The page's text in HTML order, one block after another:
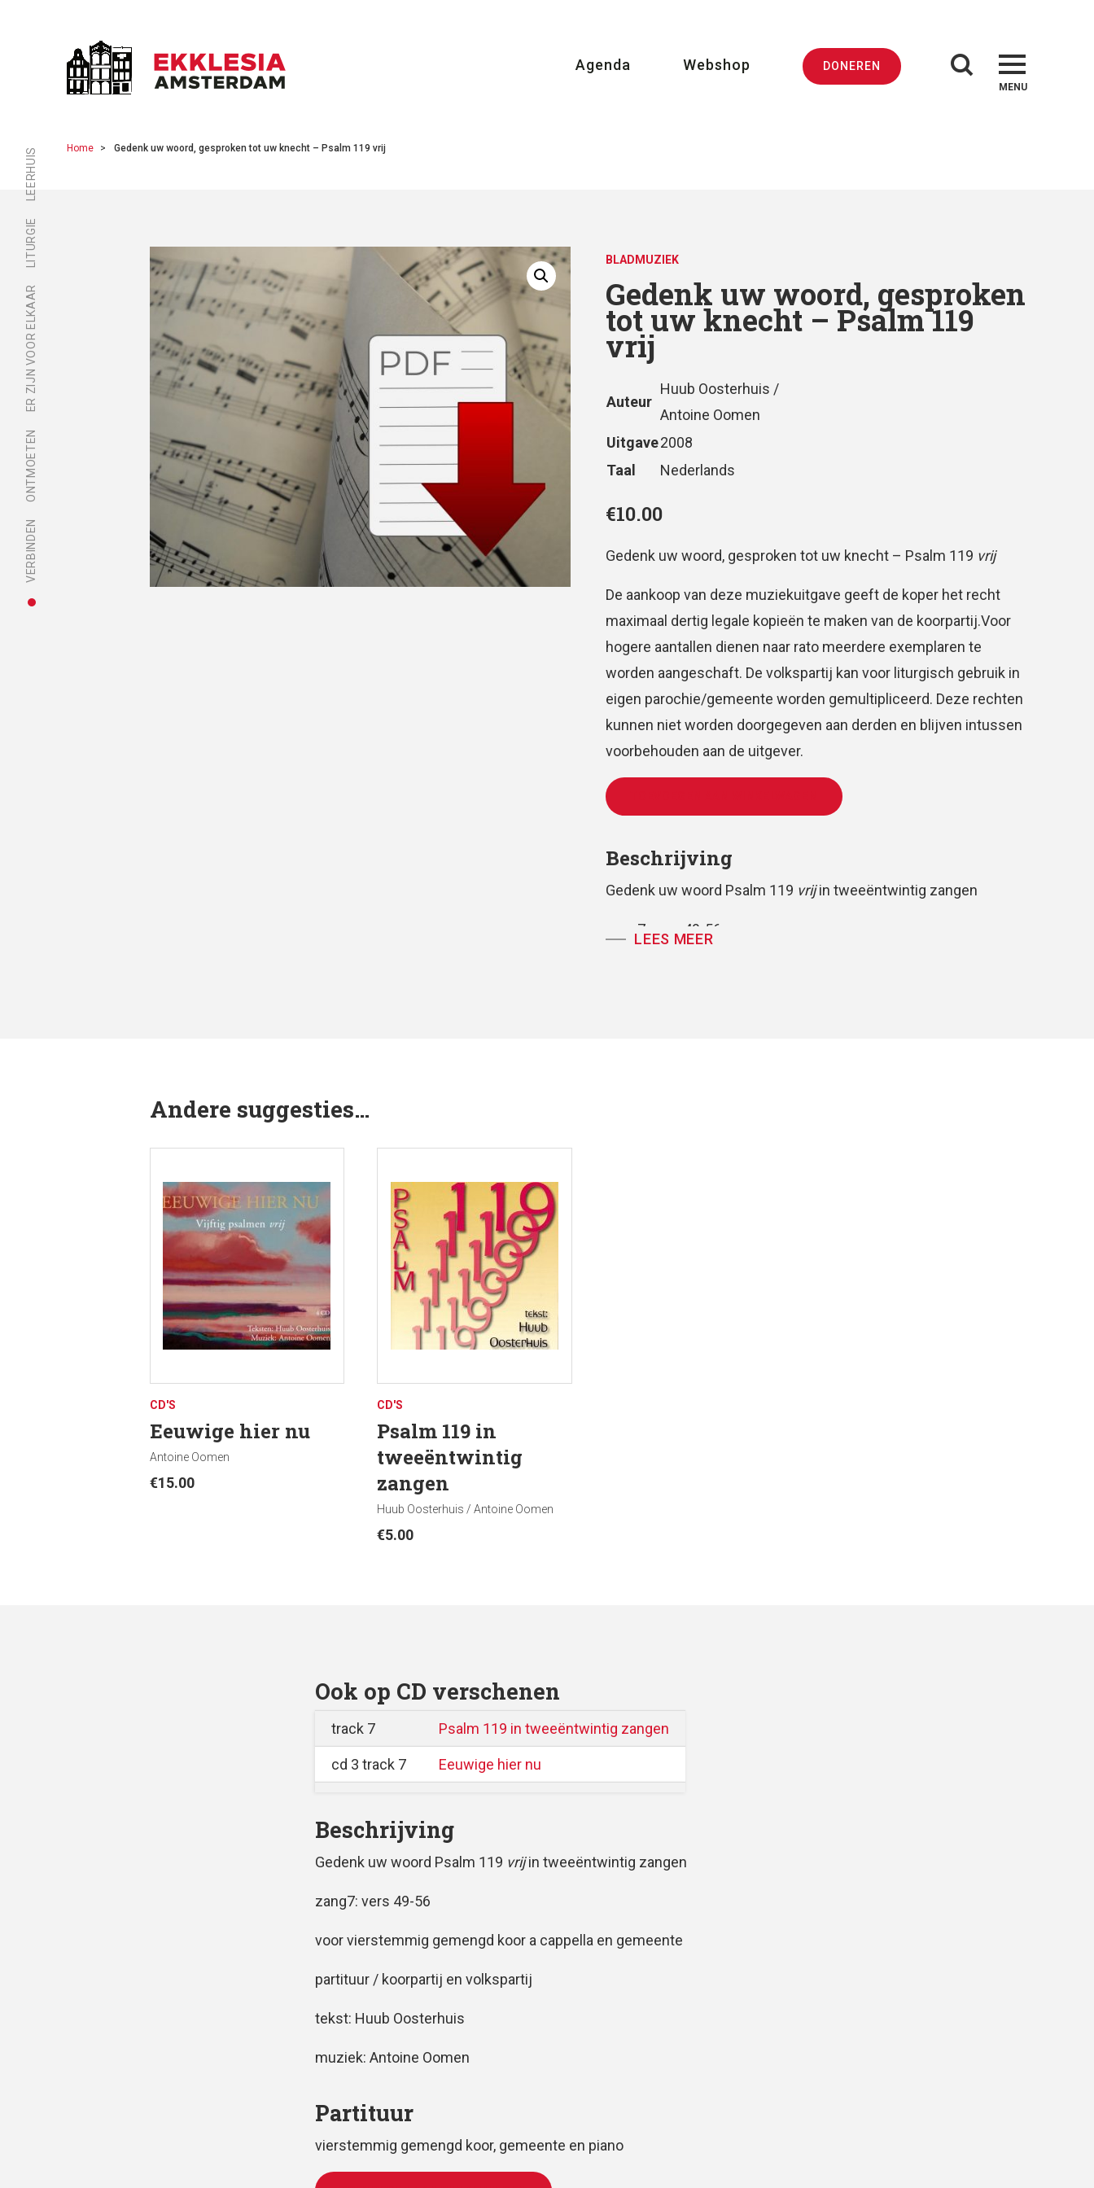
Agenda Webshop DONEREN
MENU
LEERHUIS
LITURGIE
ER ZIJN VOOR ELKAAR
ONTMOETEN
VERBINDEN
Home Gedenk uw woord, gesproken tot uw knecht – Psalm 119 vrij
BLADMUZIEK
Gedenk uw woord, gesproken
tot uw knecht – Psalm 119
vrij
Auteur
Huub Oosterhuis /
Antoine Oomen
Uitgave2008
Taal
Nederlands
€10.00
Gedenk uw woord, gesproken tot uw knecht – Psalm 119 vrij
De aankoop van deze muziekuitgave geeft de koper het recht
maximaal dertig legale kopieën te maken van de koorpartij.Voor
hogere aantallen dienen naar rato meerdere exemplaren te
worden aangeschaft. De volkspartij kan voor liturgisch gebruik in
eigen parochie/gemeente worden gemultipliceerd. Deze rechten
kunnen niet worden doorgegeven aan derden en blijven intussen
voorbehouden aan de uitgever.
Beschrijving
Gedenk uw woord Psalm 119 vrijin tweeëntwintig zangen
zang7: vers 49-56
LEES MEER
Andere suggesties…
CD'S
Eeuwige hier nu
Antoine Oomen
€15.00
CD'S
Psalm 119 in
tweeëntwintig
zangen
Huub Oosterhuis / Antoine Oomen
€5.00
Ook op CD verschenen
track 7 Psalm 119 in tweeëntwintig zangen
cd 3 track 7 Eeuwige hier nu
Beschrijving
Gedenk uw woord Psalm 119 vrijin tweeëntwintig zangen
zang7: vers 49-56
voor vierstemmig gemengd koor a cappella en gemeente
partituur / koorpartij en volkspartij
tekst: Huub Oosterhuis
muziek: Antoine Oomen
Partituur
vierstemmig gemengd koor, gemeente en piano